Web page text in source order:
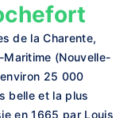
de la Charente,
(Nouvelle-
25 000
belle et la plus
en 1665 par Louis